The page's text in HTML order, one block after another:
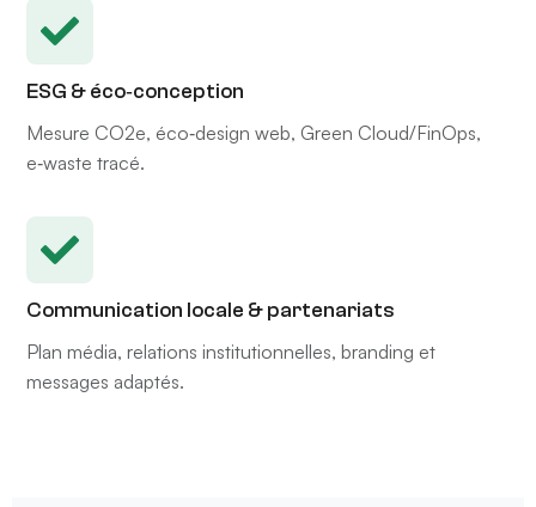
ESG & éco‑conception
Mesure CO2e, éco‑design web, Green Cloud/FinOps,
e‑waste tracé.
Communication locale & partenariats
Plan média, relations institutionnelles, branding et
messages adaptés.